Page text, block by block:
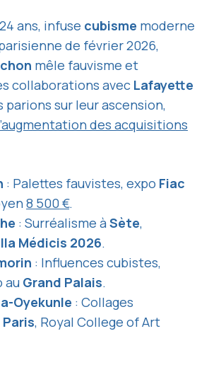
ans, infuse cubisme moderne
de février 2026,
mêle fauvisme et
collaborations avec Lafayette
parions sur leur ascension,
des acquisitions
: Palettes fauvistes, expo Fiac
8 500 €.
: Surréalisme àSète,
Médicis 2026.
: Influences cubistes,
au Grand Palais.
Oyekunle : Collages
Paris, Royal College of Art